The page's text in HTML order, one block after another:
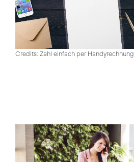
Credits: Zahl einfach per Handyrechnung